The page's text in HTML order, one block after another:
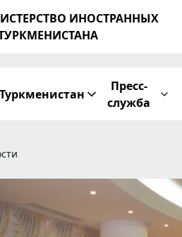
ИНОСТРАННЫХ
Туркменистан
Пресс-
служба